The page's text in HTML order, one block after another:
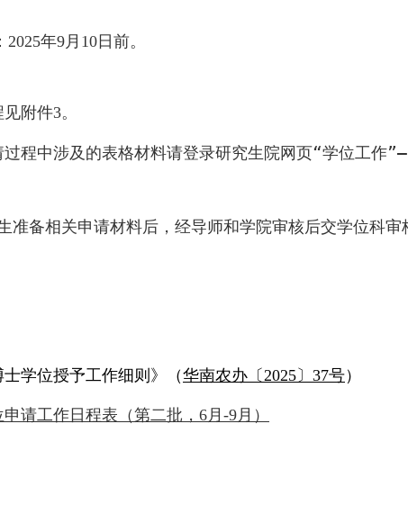
2025年9 月 10日前。
见附件3。
程中涉及的表格材料请登录研究生院网页“学位工作
准备相关申请材料后，经导师和学院审核后交学位科审
学位授予工作细则》（华南农办〔2025〕37号）
请工作日程表（第二批，6月-9月）